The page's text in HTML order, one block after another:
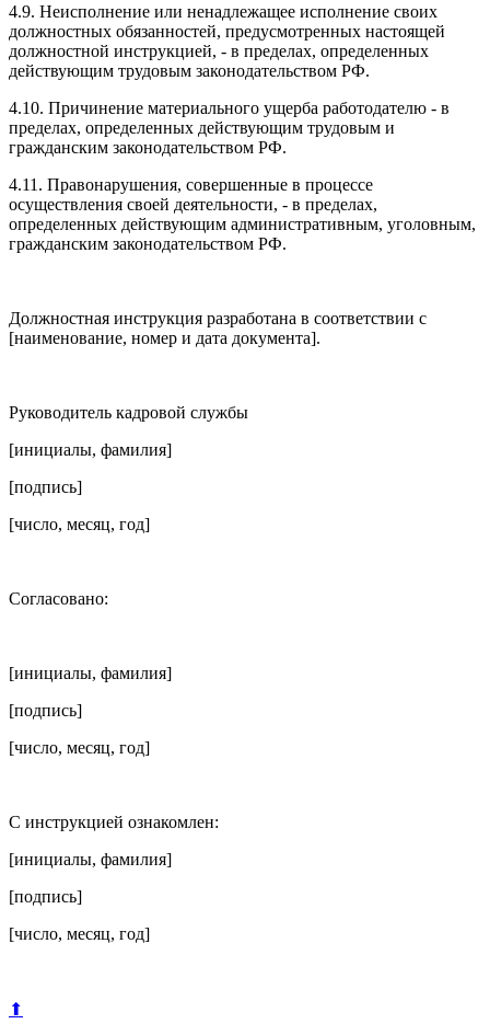
4.9. Неисполнение или ненадлежащее исполнение своих
должностных обязанностей, предусмотренных настоящей
должностной инструкцией, - в пределах, определенных
действующим трудовым законодательством РФ.
4.10. Причинение материального ущерба работодателю - в
пределах, определенных действующим трудовым и
гражданским законодательством РФ.
4.11. Правонарушения, совершенные в процессе
осуществления своей деятельности, - в пределах,
определенных действующим административным, уголовным,
гражданским законодательством РФ.
Должностная инструкция разработана в соответствии с
[наименование, номер и дата документа].
Руководитель кадровой службы
[инициалы, фамилия]
[подпись]
[число, месяц, год]
Согласовано:
[инициалы, фамилия]
[подпись]
[число, месяц, год]
С инструкцией ознакомлен:
[инициалы, фамилия]
[подпись]
[число, месяц, год]
⬆